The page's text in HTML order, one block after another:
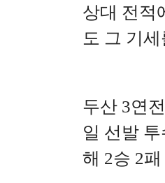
상대 전적
도 그 기
두산 3연
일 선발
해 2승 2